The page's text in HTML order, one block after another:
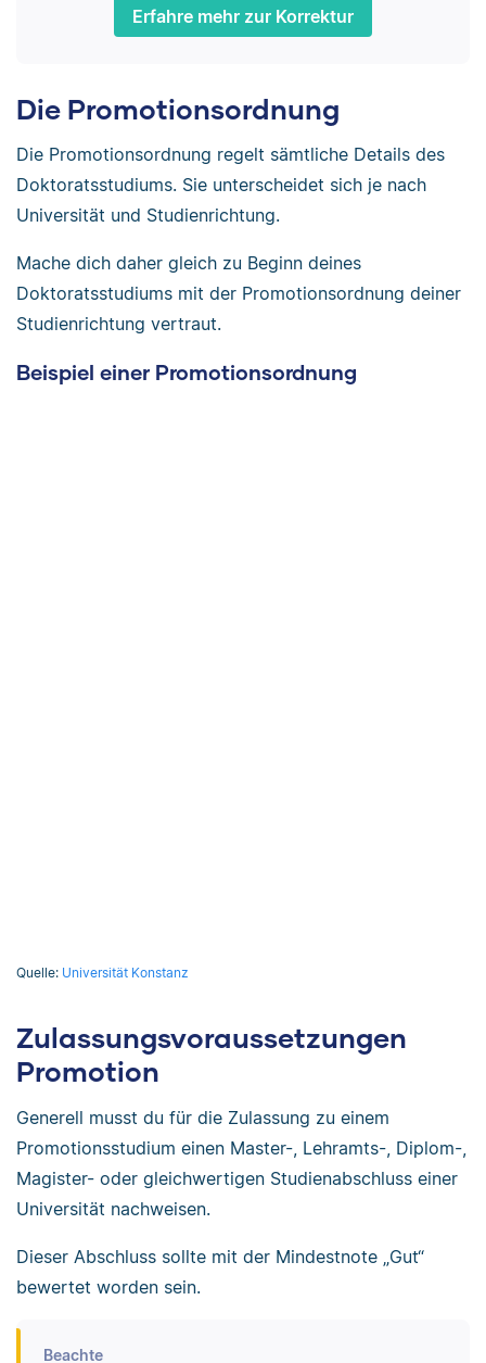
Erfahre mehr zur Korrektur
Die Promotionsordnung
Die Promotionsordnung regelt sämtliche Details des
Doktoratsstudiums. Sie unterscheidet sich je nach
Universität und Studienrichtung.
Mache dich daher gleich zu Beginn deines
Doktoratsstudiums mit der Promotionsordnung deiner
Studienrichtung vertraut.
Beispiel einer Promotionsordnung
Quelle: Universität Konstanz
Zulassungsvoraussetzungen
Promotion
Generell musst du für die Zulassung zu einem
Promotionsstudium einen Master-, Lehramts-, Diplom-,
Magister- oder gleichwertigen Studienabschluss einer
Universität nachweisen.
Dieser Abschluss sollte mit der Mindestnote „Gut“
bewertet worden sein.
Beachte